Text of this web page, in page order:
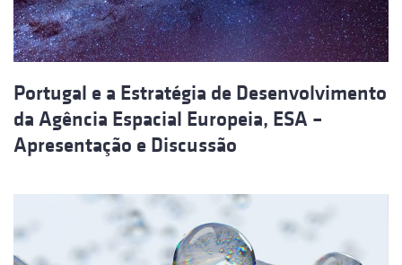
Portugal e a Estratégia de Desenvolvimento
da Agência Espacial Europeia, ESA –
Apresentação e Discussão